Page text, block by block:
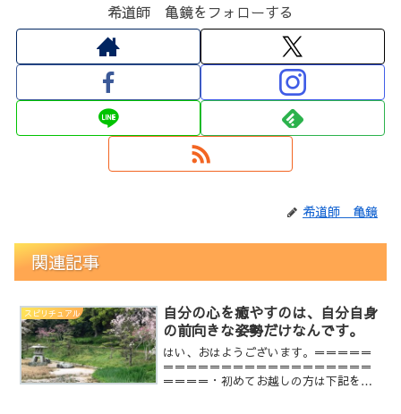
希道師 亀鏡をフォローする
希道師 亀鏡
関連記事
スピリチュアル
自分の心を癒やすのは、自分自身
の前向きな姿勢だけなんです。
はい、おはようございます。＝＝＝＝＝
＝＝＝＝＝＝＝＝＝＝＝＝＝＝＝＝＝＝
＝＝＝＝・初めてお越しの方は下記をご